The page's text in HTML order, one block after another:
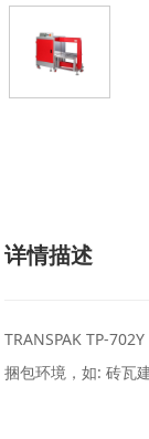
详情描述
TRANSPAK TP-
捆包环境，如: 砖瓦